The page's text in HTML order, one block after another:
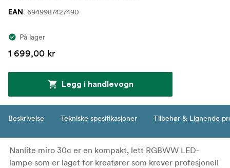
EAN 6949987427490
På lager
1 699,00 kr
Legg i handlevogn
Beskrivelse Tekniske spesifikasjoner Tilbehør & Lignende
Nanlite miro 30c er en kompakt, lett RGBWW LED-
lampe som er laget for kreatører som krever profesjonell